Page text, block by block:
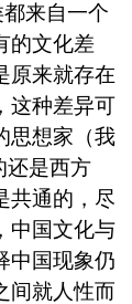
都来自一个
的文化差
原来就存在
这种差异可
思想家（我
还是西方
共通的，尽
中国文化与
中国现象仍
间就人性而